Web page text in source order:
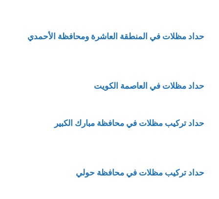
حداد مظلات في المنطقة العاشرة ومحافظة الأحمدي
حداد مظلات في العاصمة الكويت
حداد تركيب مظلات في محافظة مبارك الكبير
حداد تركيب مظلات في محافظة حولي